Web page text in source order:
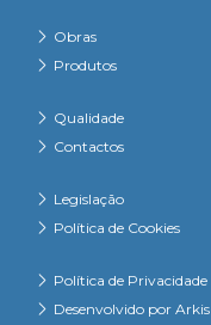
Obras
Produtos
Qualidade
Contactos
Legislação
Política de Cookies
Política de Privacidade
Desenvolvido por Arkis